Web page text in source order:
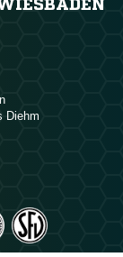
